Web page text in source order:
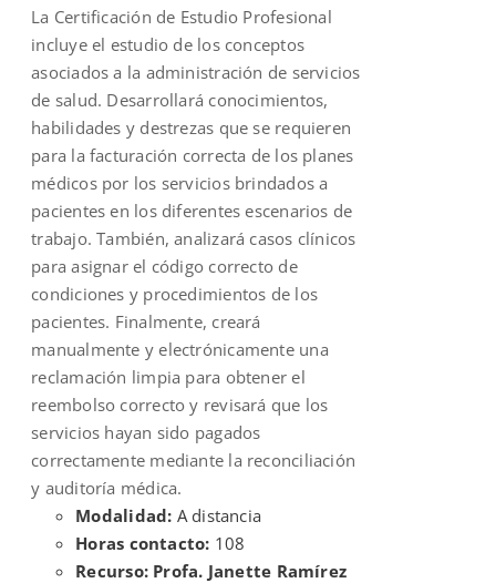
$300.00.$270.00.
La Certificación de Estudio Profesional
incluye el estudio de los conceptos
asociados a la administración de servicios
de salud. Desarrollará conocimientos,
habilidades y destrezas que se requieren
para la facturación correcta de los planes
médicos por los servicios brindados a
pacientes en los diferentes escenarios de
trabajo. También, analizará casos clínicos
para asignar el código correcto de
condiciones y procedimientos de los
pacientes. Finalmente, creará
manualmente y electrónicamente una
reclamación limpia para obtener el
reembolso correcto y revisará que los
servicios hayan sido pagados
correctamente mediante la reconciliación
y auditoría médica.
Modalidad: A distancia
Horas contacto: 108
Recurso: Profa. Janette Ramírez